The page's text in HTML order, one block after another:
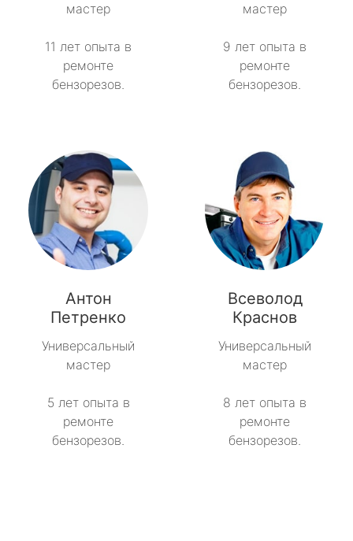
мастер
11 лет опыта в
ремонте
бензорезов.
мастер
9 лет опыта в
ремонте
бензорезов.
Антон
Петренко
Универсальный
мастер
5 лет опыта в
ремонте
бензорезов.
Всеволод
Краснов
Универсальный
мастер
8 лет опыта в
ремонте
бензорезов.